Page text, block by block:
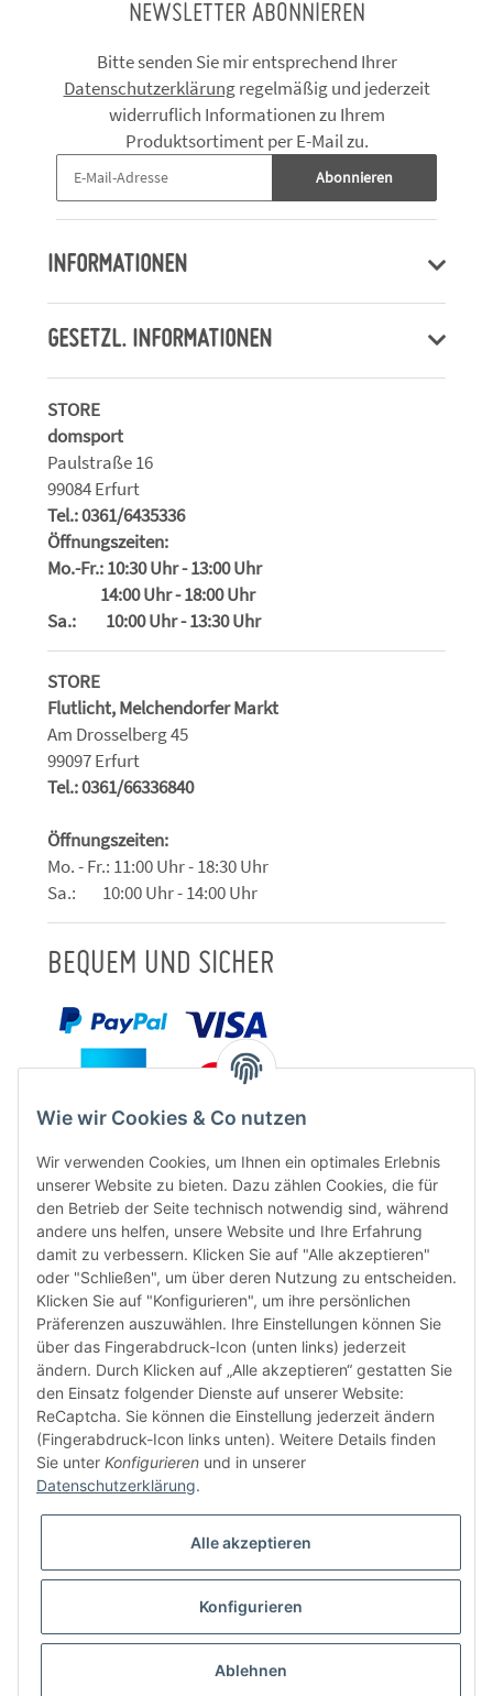
NEWSLETTER ABONNIEREN
Bitte senden Sie mir entsprechend Ihrer
Datenschutzerklärungregelmäßig und jederzeit
widerruflich Informationen zu Ihrem
Produktsortiment per E-Mail zu.
Abonnieren
INFORMATIONEN
GESETZL. INFORMATIONEN
STORE
domsport
Paulstraße 16
99084 Erfurt
Tel.: 0361/6435336
Öffnungszeiten:
Mo.-Fr.: 10:30 Uhr - 13:00 Uhr
14:00 Uhr - 18:00 Uhr
Sa.: 10:00 Uhr - 13:30 Uhr
STORE
Flutlicht, Melchendorfer Markt
Am Drosselberg 45
99097 Erfurt
Tel.: 0361/66336840
Öffnungszeiten:
Mo. - Fr.: 11:00 Uhr - 18:30 Uhr
Sa.: 10:00 Uhr - 14:00 Uhr
BEQUEM UND SICHER
FÜR EUCH UNTERWEGS
Vertrag widerrufen
* Alle Preise inkl. gesetzlicher USt., zzgl.
© buntstoff GmbH Besucherzähler: 2820911
Wie wir Cookies & Co nutzen
Wir verwenden Cookies, um Ihnen ein optimales Erlebnis
unserer Website zu bieten. Dazu zählen Cookies, die für
den Betrieb der Seite technisch notwendig sind, während
andere uns helfen, unsere Website und Ihre Erfahrung
damit zu verbessern. Klicken Sie auf "Alle akzeptieren"
oder "Schließen", um über deren Nutzung zu entscheiden.
Klicken Sie auf "Konfigurieren", um ihre persönlichen
Präferenzen auszuwählen. Ihre Einstellungen können Sie
über das Fingerabdruck-Icon (unten links) jederzeit
ändern. Durch Klicken auf „Alle akzeptieren“ gestatten Sie
den Einsatz folgender Dienste auf unserer Website:
ReCaptcha. Sie können die Einstellung jederzeit ändern
(Fingerabdruck-Icon links unten). Weitere Details finden
Sie unter Konfigurieren und in unserer
Datenschutzerklärung.
Alle akzeptieren
Konfigurieren
Ablehnen